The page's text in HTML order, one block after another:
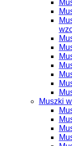
Muszki